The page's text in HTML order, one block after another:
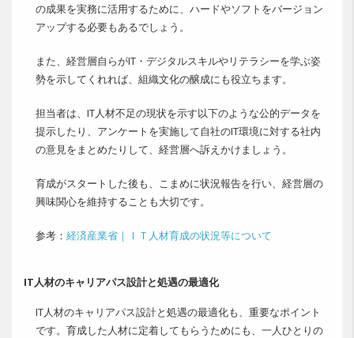
の成果を実務に活用するために、ハードやソフトをバージョン
アップする必要もあるでしょう。
また、経営層自らがIT・デジタルスキルやリテラシーを学ぶ姿
勢を示してくれれば、組織文化の醸成にも役立ちます。
担当者は、IT人材不足の現状を示す以下のような公的データを
提示したり、アンケートを実施して自社のIT環境に対する社内
の意見をまとめたりして、経営層へ訴えかけましょう。
育成がスタートした後も、こまめに状況報告を行い、経営層の
興味関心を維持することも大切です。
参考： 経済産業省｜ＩＴ人材育成の状況等について
IT人材のキャリアパス設計と処遇の最適化
IT人材のキャリアパス設計と処遇の最適化も、重要なポイント
です。育成した人材に定着してもらうためにも、一人ひとりの